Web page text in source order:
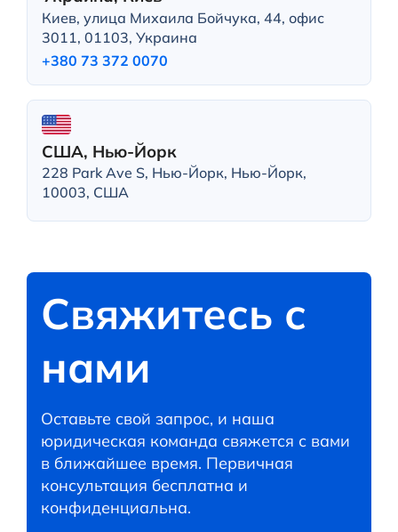
Киев, улица Михаила Бойчука, 44, офис
3011, 01103, Украина
+380 73 372 0070
США, Нью-Йорк
228 Park Ave S, Нью-Йорк, Нью-Йорк,
10003, США
Свяжитесь с
нами
Оставьте свой запрос, и наша
юридическая команда свяжется с вами
в ближайшее время. Первичная
консультация бесплатна и
конфиденциальна.